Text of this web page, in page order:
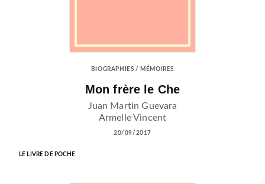
BIOGRAPHIES / MÉMOIRES
Mon frère le Che
Juan Martin Guevara
Armelle Vincent
20/09/2017
LE LIVRE DE POCHE